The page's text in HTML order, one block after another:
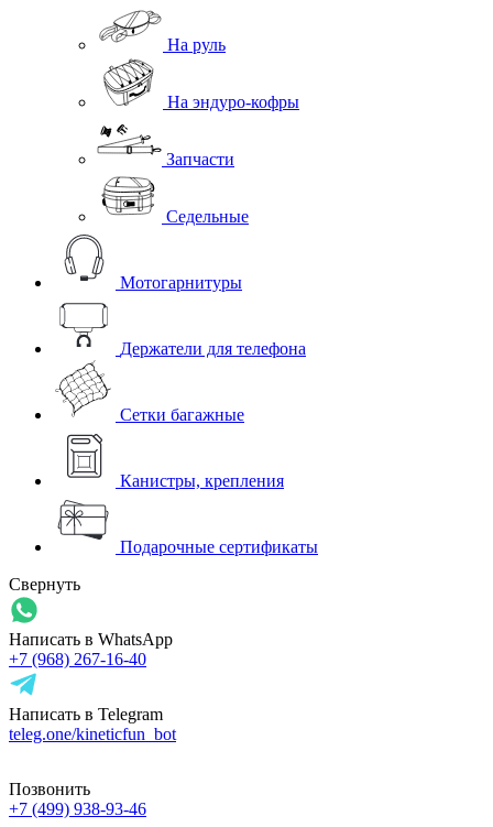
На руль
На эндуро-кофры
Запчасти
Седельные
Мотогарнитуры
Держатели для телефона
Сетки багажные
Канистры, крепления
Подарочные сертификаты
Свернуть
Написать в WhatsApp
+7 (968) 267-16-40
Написать в Telegram
teleg.one/kineticfun_bot
Позвонить
+7 (499) 938-93-46